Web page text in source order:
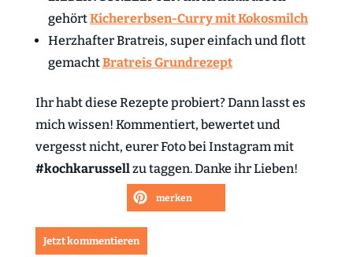
gehörtKichererbsen-Curry mit Kokosmilch
Herzhafter Bratreis, super einfach und flott
gemachtBratreis Grundrezept
Ihr habt diese Rezepte probiert? Dann lasst es
mich wissen! Kommentiert, bewertet und
vergesst nicht, eurer Foto bei Instagram mit
#kochkarussellzu taggen. Danke ihr Lieben!
merken
Jetzt kommentieren